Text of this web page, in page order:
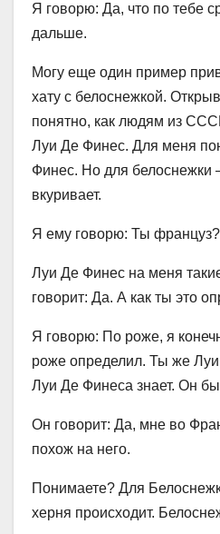
Я говорю: Да, что по тебе
дальше.
Могу еще один пример
хату с белоснежкой.
понятно, как людям из
Луи Де Финес. Для меня
Финес. Но для белоснежки
вкуривает.
Я ему говорю: Ты француз?
Луи Де Финес на меня
говорит: Да. А как ты это
Я говорю: По роже, я
роже определил. Ты же
Луи Де Финеса знает. Он
Он говорит: Да, мне во
похож на него.
Понимаете? Для
херня происходит.